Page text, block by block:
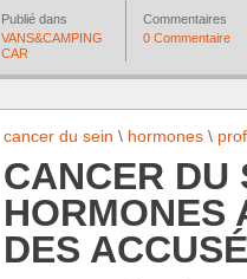
Publié dans
VANS&CAMPING
CAR
Commentaires
0 Commentaire
cancer du sein \ hormones \
CANCER DU
HORMONES
DES